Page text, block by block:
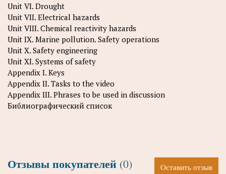
Unit VI. Drought
Unit VII. Electrical hazards
Unit VIII. Chemical reactivity hazards
Unit IX. Marine pollution. Safety operations
Unit X. Safety engineering
Unit XI. Systems of safety
Appendix I. Keys
Appendix II. Tasks to the video
Appendix III. Phrases to be used in discussion
Библиографический список
Отзывы покупателей (0) Оставить отзыв